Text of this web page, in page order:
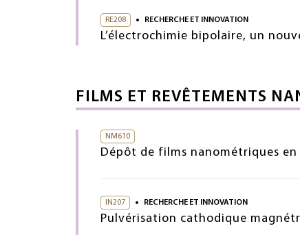
RE208 RECHERCHE ET INNOVATION
L’électrochimie bipolaire, un
FILMS ET REVÊTEMENTS
NM610
Dépôt de films nanométriques
IN207 RECHERCHE ET INNOVATION
Pulvérisation cathodique